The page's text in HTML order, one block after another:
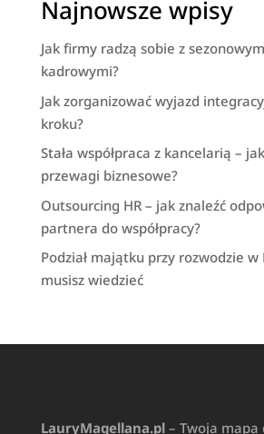
Najnowsze wpisy
Jak firmy radzą sobie z
kadrowymi?
Jak zorganizować wyjazd
kroku?
Stała współpraca z kancelarią –
przewagi biznesowe?
Outsourcing HR – jak znaleźć
partnera do współpracy?
Podział majątku przy rozwodzie w
musisz wiedzieć
LauryMagellana.pl– Twoja mapa